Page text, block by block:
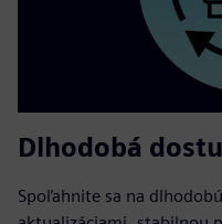
Dlhodobá
Spoľahnite sa na